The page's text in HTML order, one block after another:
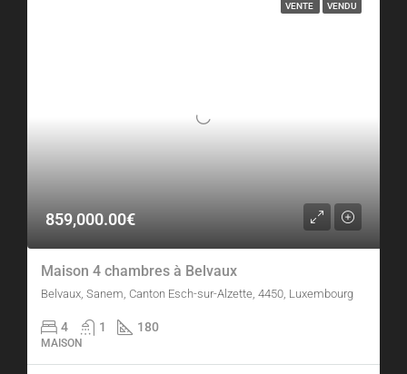
VENTE VENDU
859,000.00€
Maison 4 chambres à Belvaux
Belvaux, Sanem, Canton Esch-sur-Alzette, 4450, Luxembourg
4 1 180
MAISON